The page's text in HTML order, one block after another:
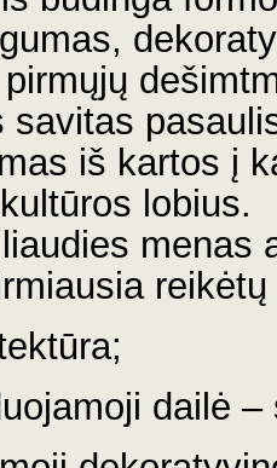
savitas
iš kartos į
lobius.
menas
dailė